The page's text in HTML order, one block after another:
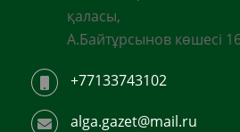
қаласы,
А.Байтұрсынов көшесі
+77133743102
alga.gazet@mail.ru